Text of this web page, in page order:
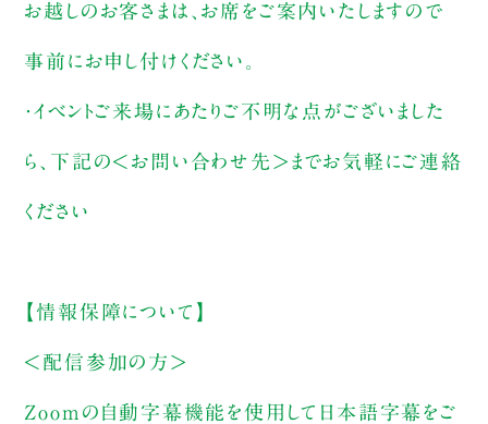
お越しのお客さまは、お席をご案内いたしますので
事前にお申し付けください。
・イベントご来場にあたりご不明な点がございました
ら、下記の＜お問い合わせ先＞までお気軽にご連絡
ください
【情報保障について】
＜配信参加の方＞
Zoomの自動字幕機能を使用して日本語字幕をご